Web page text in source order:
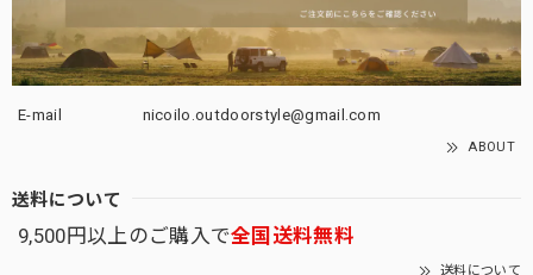
E-mail nicoilo.outdoorstyle@gmail.com
ABOUT
送料について
9,500円以上のご購入で全国送料無料
送料について